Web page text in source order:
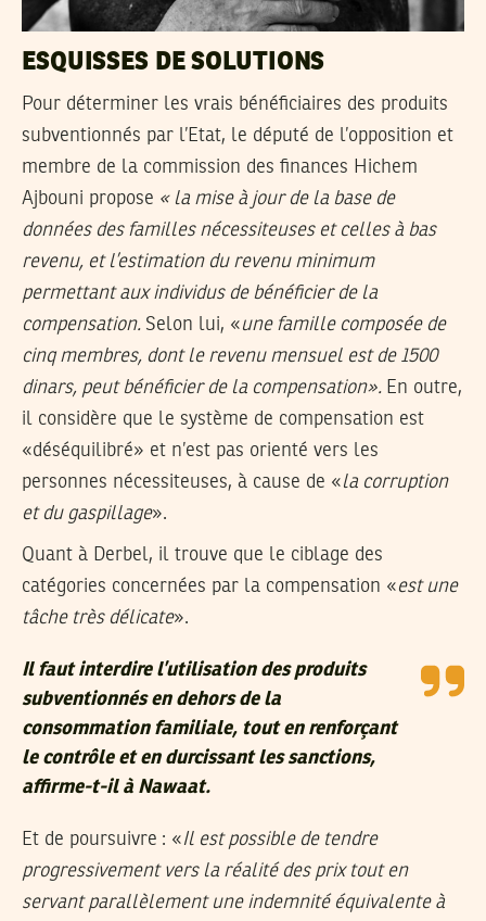
ESQUISSES DE SOLUTIONS
Pour déterminer les vrais bénéficiaires des produits
subventionnés par l’Etat, le député de l’opposition et
membre de la commission des finances Hichem
Ajbouni propose « la mise à jour de la base de
données des familles nécessiteuses et celles à bas
revenu, et l’estimation du revenu minimum
permettant aux individus de bénéficier de la
compensation. Selon lui, «une famille composée de
cinq membres, dont le revenu mensuel est de 1500
dinars, peut bénéficier de la compensation». En outre,
il considère que le système de compensation est
«déséquilibré» et n’est pas orienté vers les
personnes nécessiteuses, à cause de «la corruption
et du gaspillage».
Quant à Derbel, il trouve que le ciblage des
catégories concernées par la compensation «est une
tâche très délicate».
Il faut interdire l’utilisation des produits
subventionnés en dehors de la
consommation familiale, tout en renforçant
le contrôle et en durcissant les sanctions,
affirme-t-il à Nawaat.
Et de poursuivre : «Il est possible de tendre
progressivement vers la réalité des prix tout en
servant parallèlement une indemnité équivalente à